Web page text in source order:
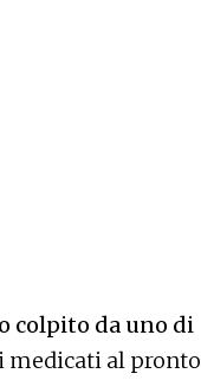
colpito da uno di
medicati al pronto